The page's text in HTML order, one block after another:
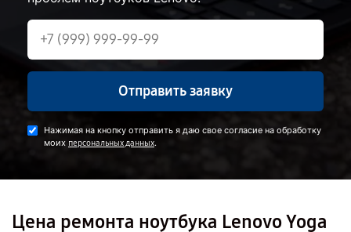
Отправить заявку
Нажимая на кнопку отправить я даю свое согласие на обработку
моих персональных данных.
Цена ремонта ноутбука Lenovo Yoga